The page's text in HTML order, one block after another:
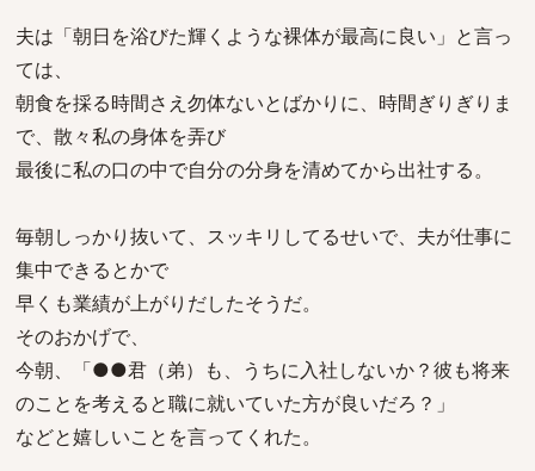
夫は「朝日を浴びた輝くような裸体が最高に良い」と言っ
ては、
朝食を採る時間さえ勿体ないとばかりに、時間ぎりぎりま
で、散々私の身体を弄び
最後に私の口の中で自分の分身を清めてから出社する。
毎朝しっかり抜いて、スッキリしてるせいで、夫が仕事に
集中できるとかで
早くも業績が上がりだしたそうだ。
そのおかげで、
今朝、「●●君（弟）も、うちに入社しないか？彼も将来
のことを考えると職に就いていた方が良いだろ？」
などと嬉しいことを言ってくれた。